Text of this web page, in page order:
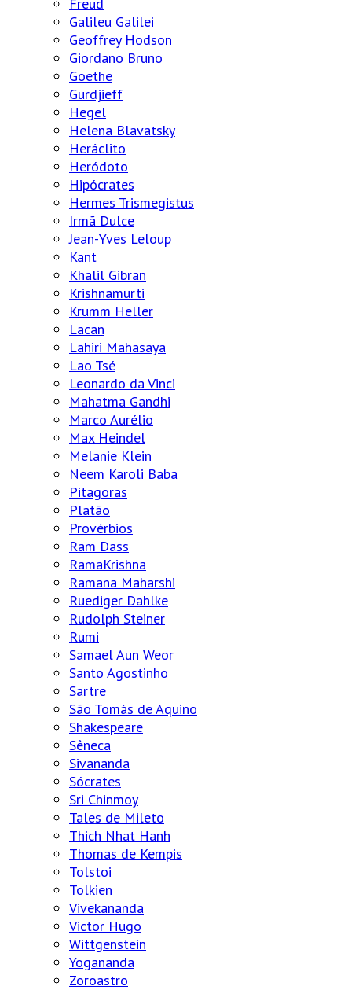
Galileu Galilei
Geoffrey Hodson
Giordano Bruno
Goethe
Gurdjieff
Hegel
Helena Blavatsky
Heráclito
Heródoto
Hipócrates
Hermes Trismegistus
Irmã Dulce
Jean-Yves Leloup
Kant
Khalil Gibran
Krishnamurti
Krumm Heller
Lacan
Lahiri Mahasaya
Lao Tsé
Leonardo da Vinci
Mahatma Gandhi
Marco Aurélio
Max Heindel
Melanie Klein
Neem Karoli Baba
Pitagoras
Platão
Provérbios
Ram Dass
RamaKrishna
Ramana Maharshi
Ruediger Dahlke
Rudolph Steiner
Rumi
Samael Aun Weor
Santo Agostinho
Sartre
São Tomás de Aquino
Shakespeare
Sêneca
Sivananda
Sócrates
Sri Chinmoy
Tales de Mileto
Thich Nhat Hanh
Thomas de Kempis
Tolstoi
Tolkien
Vivekananda
Victor Hugo
Wittgenstein
Yogananda
Zoroastro